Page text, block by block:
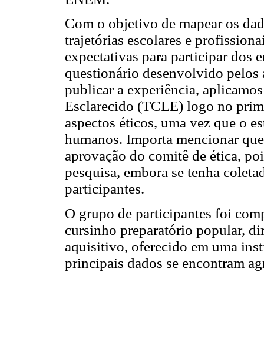
Com o objetivo de mapear os
trajetórias escolares e
expectativas para participar dos
questionário desenvolvido pelos
publicar a experiência,
Esclarecido (TCLE) logo no
aspectos éticos, uma vez que o
humanos. Importa mencionar
aprovação do comitê de ética,
pesquisa, embora se tenha
participantes.
O grupo de participantes foi
cursinho preparatório popular,
aquisitivo, oferecido em uma
principais dados se encontram